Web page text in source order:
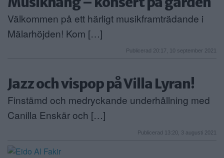
Välkommen på ett härligt musikframträdande i
Mälarhöjden! Kom […]
Publicerad 20:17, 10 september 2021
Jazz och vispop på Villa Lyran!
Finstämd och medryckande underhållning med
Canilla Enskär och […]
Publicerad 13:20, 3 augusti 2021